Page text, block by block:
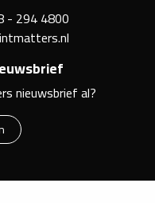
- 294 4800
nieuwsbrief al?